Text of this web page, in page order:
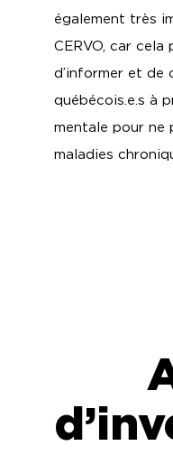
également très
CERVO, car cela
d’informer et de
québécois.e.s à
mentale pour ne
maladies